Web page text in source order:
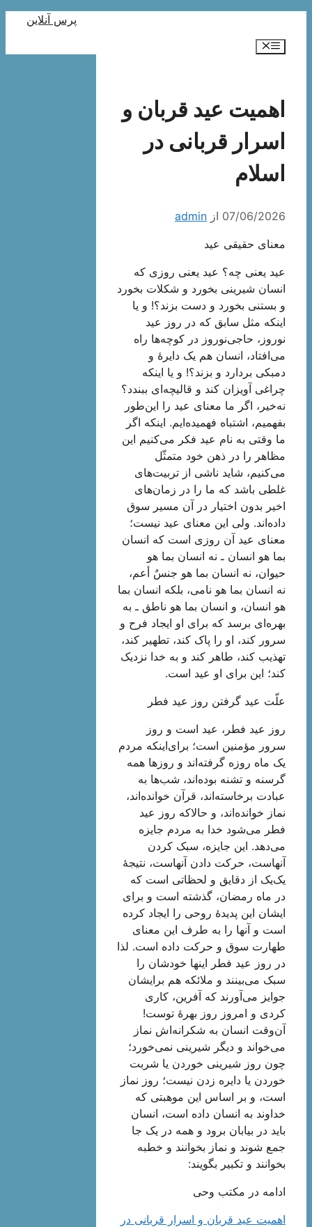
پرس آنلاین
فهرست
اهمیت عید قربان و
اسرار قربانی در
اسلام
07/06/2026 از admin
معنای حقیقی عید
عید یعنی چه؟ عید یعنی روزی که
انسان شیرینی بخورد و شکلات بخورد
و بستنی بخورد و دست بزند؟! و یا
اینکه مثل سابق که در روز عید
نوروز، حاجی‌نوروز در کوچه‌ها راه
می‌افتاد، انسان هم یک دایرۀ و
دمبکی بردارد و بزند؟! و یا اینکه
چراغی آویزان کند و قالیچه‌ای ببندد؟
نه‌خیر، اگر ما معنای عید را این‌طور
بفهمیم، اشتباه فهمیده‌ایم. اینکه اگر
ما وقتی به نام عید فکر می‌کنیم این
مظاهر را در ذهن خود متمثّل
می‌کنیم، شاید ناشی از تربیت‌های
غلطی باشد که ما را در زمان‌های
اخیر بدون اختیار در آن مسیر سوق
داده‌اند. ولی این معنای عید نیست؛
معنای عید آن روزی است که انسان
بما هو انسان ـ نهانسان بما هو
حیوان، نهانسان بما هو جنسٌ أعم،
نهانسان بما هو نامی ، بلکهانسان بما
هو انسان، وانسان بما هو ناطقـ به
بهره‌ای برسد که برای او ایجاد فرح و
سرور کند، او را پاک کند، تطهیر کند،
تهذیب کند، طاهر کند و به خدا نزدیک
کند؛ این برای او عید است.
علّت عید گرفتن روز عید فطر
روز عید فطر، عید است و روز
سرور مؤمنین است؛ برای‌اینکه مردم
یک ماه روزه گرفته‌اند و روزها همه
گرسنه و تشنه بوده‌اند، شب‌ها به
عبادت برخاسته‌اند، قرآن خوانده‌اند،
نماز خوانده‌اند، و حالاکه روز عید
فطر می‌شود خدا به مردم جایزه
می‌دهد. این جایزه، سبک کردن
آنهاست، حرکت دادن آنهاست، نتیجۀ
یک‌یک از دقایق و لحظاتی است که
در ماه رمضان، گذشته است و برای
ایشان این پدیدۀ روحی را ایجاد کرده
است و آنها را به طرف این معنای
طهارت سوق و حرکت داده است. لذا
در روز عید فطر اینها خودشان را
سبک می‌بینند و ملائکه هم برایشان
جوایز می‌آورند که آفرین، کاری
کردی و امروز روز بهرۀ توست!
آن‌وقت انسان به شکرانه‌اش نماز
می‌خواند و دیگر شیرینی نمی‌خورد؛
چون روز شیرینی خوردن یا شربت
خوردن یا دایره زدن نیست؛ روز نماز
است، و بر اساس این موهبتی که
خداوند به انسان داده است، انسان
باید در بیابان برود و همه در یک جا
جمع شوند و نماز بخوانند و خطبه
بخوانند و تکبیر بگویند:
ادامه در مکتب وحی
اهمیت عید قربان و اسرار قربانی در